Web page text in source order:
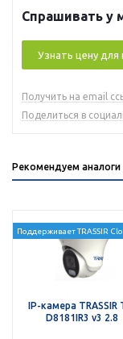
Спрашивать у
Узнать цену для
Получить на email
Поделиться в
Рекомендуем аналоги
Поддерживает TRASSIR
IP-камера TRASSIR
D8181IR3 v3 2.8